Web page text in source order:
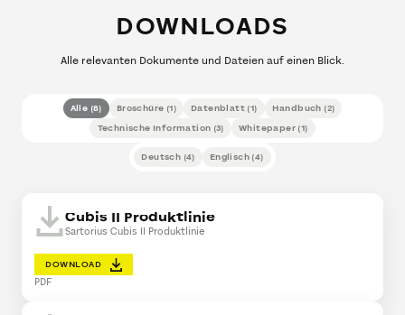
DOWNLOADS
Alle relevanten Dokumente und Dateien auf einen Blick.
Alle (8) Broschüre (1) Datenblatt (1) Handbuch (2)
Technische Information (3) Whitepaper(1)
Deutsch (4) Englisch (4)
Cubis II Produktlinie
Sartorius Cubis II Produktlinie
DOWNLOAD
PDF